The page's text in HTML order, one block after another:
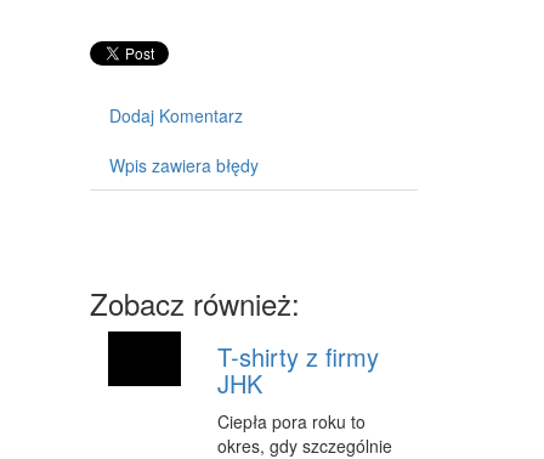
TRANSPORT
USŁUGI MOTORYZACYJNE
SALONY, KOMISY
PUBLIC RELATIONS
Dodaj Komentarz
Wpis zawiera błędy
Zobacz również:
T-shirty z firmy
JHK
Ciepła pora roku to
okres, gdy szczególnie